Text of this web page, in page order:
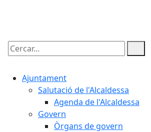
Cercar:
Ajuntament
Salutació de l'Alcaldessa
Agenda de l'Alcaldessa
Govern
Òrgans de govern